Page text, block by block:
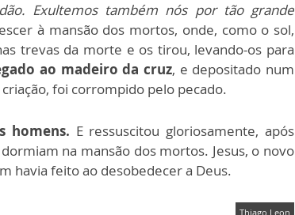
Exultemos também nós por tão grande
à mansão dos mortos, onde, como o sol,
trevas da morte e os tirou, levando-os para
ao madeiro da cruz, e depositado num
foi corrompido pelo pecado.
homens. E ressuscitou gloriosamente, após
na mansão dos mortos. Jesus, o novo
havia feito ao desobedecer a Deus.
Thiago Leon